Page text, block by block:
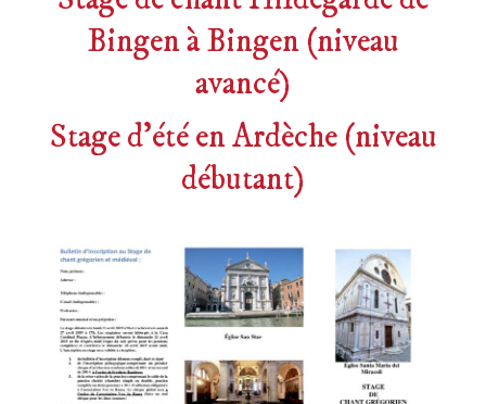
Bingen à Bingen (niveau
avancé)
Stage d’été en Ardèche (niveau
débutant)